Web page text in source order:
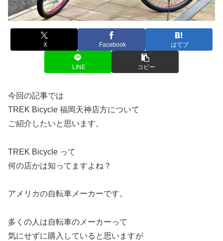
X Facebook はてブ
LINE コピー
今回の記事では
TREK Bicycle 福岡天神店方について
ご紹介したいと思います。
TREK Bicycle って
何の店かは知ってますよね？
アメリカの自転車メーカーです。
多くの人は自転車のメーカーって
気にせずに購入していると思いますが